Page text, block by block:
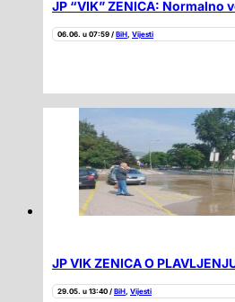
JP “VIK” ZENICA:
06.06. u 07:59 / BiH, Vijesti
JP VIK ZENICA O
29.05. u 13:40 / BiH, Vijesti